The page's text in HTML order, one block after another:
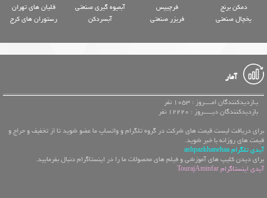
دمکن برنج
یخچال صنعتی
فرچیپس
فریزر صنعتی
آبمیوه گیری صنعتی
آبسردکن
قلیان های تهران
رستوران های کرج
آمار
بـازدیدکنندگان امــــروز : 1053 نفر
بازدیدکنندگان دیـــــروز : 12220 نفر
برای دریافت لیست قیمت های شرکت در گروه تلگرام و واتساپ ما عضو شوید تا از تخفیف و حراج و
قیمت های روزانه با خبر شوید.
آیدی تلگرام ashpazkhanehaa
برای دیدن کلیپ های آموزشی و فیلم های محصولات ما را در اینستاگرام دنبال بفرمایید.
آیدی اینستاگرام TourajAminfar